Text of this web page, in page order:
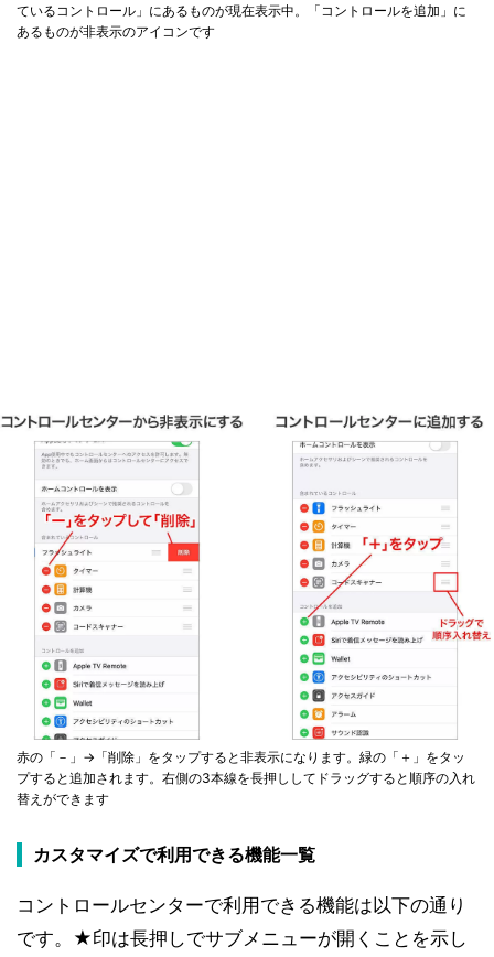
ているコントロール」にあるものが現在表示中。「コントロールを追加」に
あるものが非表示のアイコンです
赤の「－」→「削除」をタップすると非表示になります。緑の「＋」をタッ
プすると追加されます。右側の3本線を長押ししてドラッグすると順序の入れ
替えができます
カスタマイズで利用できる機能一覧
コントロールセンターで利用できる機能は以下の通り
です。★印は長押しでサブメニューが開くことを示し